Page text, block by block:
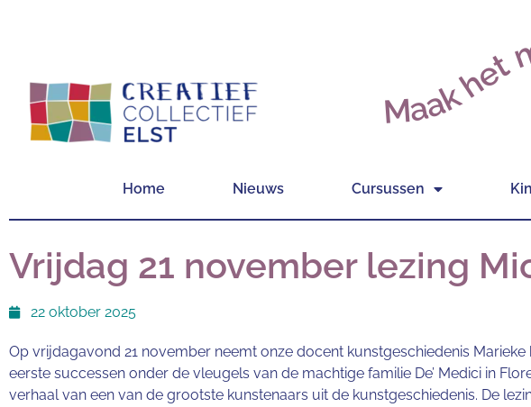
Maak
Home Nieuws Cursussen
Vrijdag 21 november lezing
22 oktober 2025
Op vrijdagavond 21 november neemt onze docent kunstgeschiedenis
eerste successen onder de vleugels van de machtige familie De’ Medici in
verhaal van een van de grootste kunstenaars uit de kunstgeschiedenis. De